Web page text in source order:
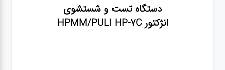
دستگاه تست و شستشوی
انژکتور HPMM/PULI HP-7C